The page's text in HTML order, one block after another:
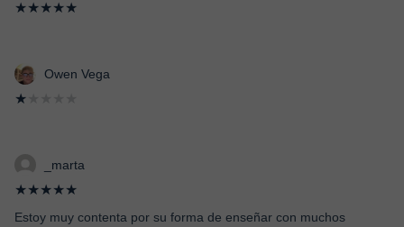
★★★★★
Owen Vega
★
_marta
★★★★★
Estoy muy contenta por su forma de enseñar con muchos